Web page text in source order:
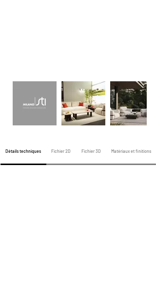
Détails techniques Fichier 2D Fichier 3D Matériaux et finitions